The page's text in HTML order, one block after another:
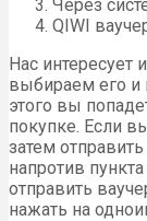
Через
QIWI
Нас интересует
выбираем его и
этого вы
покупке. Если
затем
напротив
отправить
нажать на